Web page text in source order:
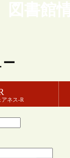
図書館
ネス-R